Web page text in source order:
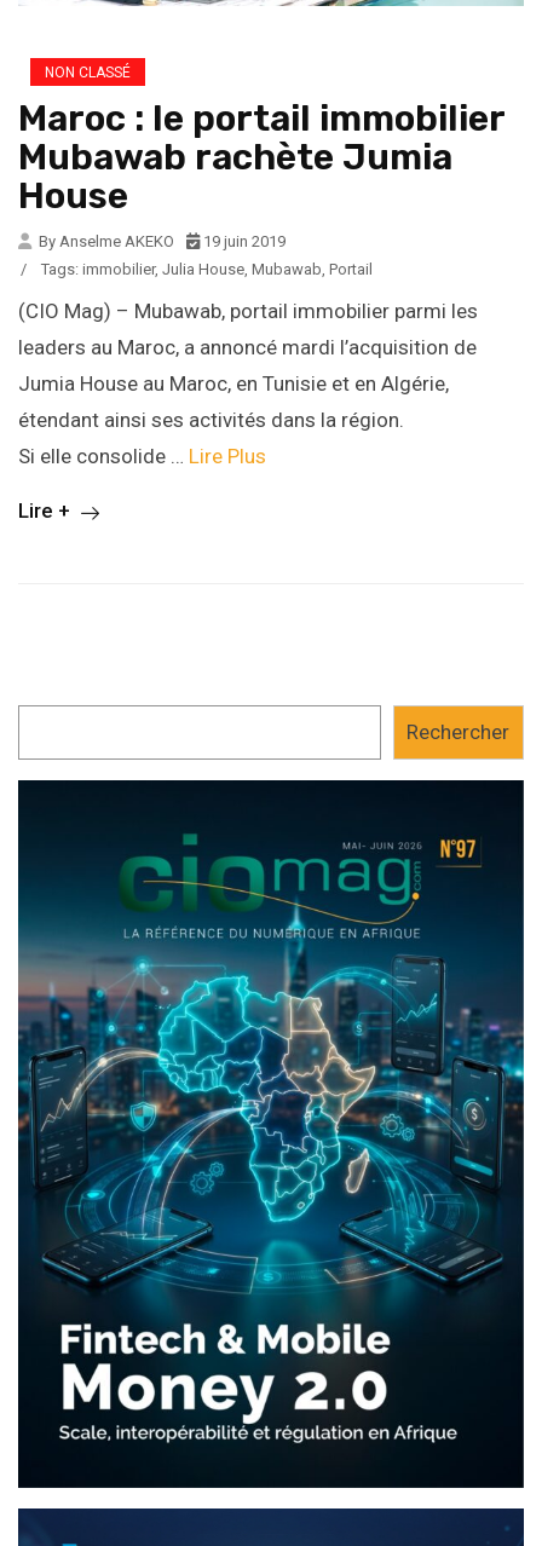
NON CLASSÉ
Maroc : le portail immobilier
Mubawab rachète Jumia
House
By Anselme AKEKO
19 juin 2019
/
Tags: immobilier, Julia House Mubawab Portail
(CIO Mag) – Mubawab, portail immobilier parmi les
leaders au Maroc, a annoncé mardi l’acquisition de
Jumia House au Maroc, en Tunisie et en Algérie,
étendant ainsi ses activités dans la région.
Si elle consolide … Lire Plus
Lire +
Rechercher